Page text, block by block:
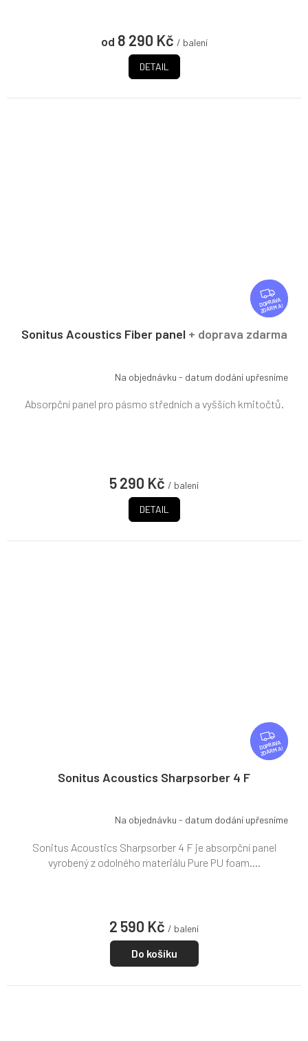
od 8 290 Kč / balení
DETAIL
Z
D
A
R
M
ZDARMA
Sonitus Acoustics Fiber panel + doprava zdarma
Na objednávku - datum dodání upřesníme
5 290 Kč / balení
DETAIL
Absorpční panel pro pásmo středních a vyšších kmitočtů.
Z
D
A
ZDARMA
Sonitus Acoustics Sharpsorber 4 F
Na objednávku - datum dodání upřesníme
2 590 Kč / balení
Do košíku
Sonitus Acoustics Sharpsorber 4 F je absorpční panel
vyrobený z odolného materiálu Pure PU foam....